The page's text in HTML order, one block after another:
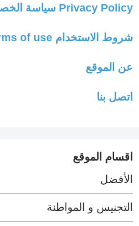
Privacy Policy سياسة الخصوصية
شروط الاستخدام terms of use
عن الموقع
اتصل بنا
اقسام الموقع
الأفضل
التجنيس و المواطنة